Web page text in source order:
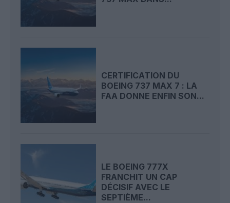
CERTIFICATION DU
BOEING 737 MAX 7 : LA
FAA DONNE ENFIN SON...
LE BOEING 777X
FRANCHIT UN CAP
DÉCISIF AVEC LE
SEPTIÈME...